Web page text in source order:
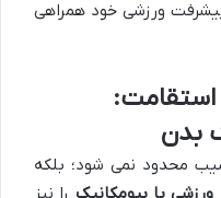
ورزشی خود همراهی
بدن
محدود نمی شود؛ بلکه
ورزشی با بیومکانیک را نیز